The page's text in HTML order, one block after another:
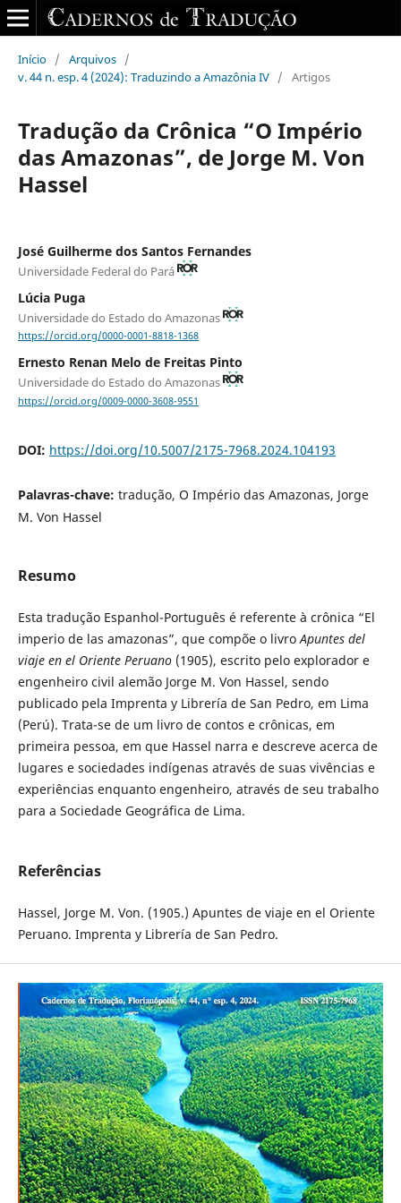
Início / Arquivos /
v. 44 n. esp. 4 (2024): Traduzindo a Amazônia IV / Artigos
Tradução da Crônica “O Império
das Amazonas”, de Jorge M. Von
Hassel
José Guilherme dos Santos Fernandes
Universidade Federal do Pará
Lúcia Puga
Universidade do Estado do Amazonas
https://orcid.org/0000-0001-8818-1368
Ernesto Renan Melo de Freitas Pinto
Universidade do Estado do Amazonas
https://orcid.org/0009-0000-3608-9551
DOI: https://doi.org/10.5007/2175-7968.2024.104193
Palavras-chave: tradução, O Império das Amazonas, Jorge
M. Von Hassel
Resumo
Esta tradução Espanhol-Português é referente à crônica “El
imperio de las amazonas”, que compõe o livroApuntes del
viaje en el Oriente Peruano(1905), escrito pelo explorador e
engenheiro civil alemão Jorge M. Von Hassel, sendo
publicado pela Imprenta y Librería de San Pedro, em Lima
(Perú). Trata-se de um livro de contos e crônicas, em
primeira pessoa, em que Hassel narra e descreve acerca de
lugares e sociedades indígenas através de suas vivências e
experiências enquanto engenheiro, através de seu trabalho
para a Sociedade Geográfica de Lima.
Referências
Hassel, Jorge M. Von. (1905.) Apuntes de viaje en el Oriente
Peruano. Imprenta y Librería de San Pedro.